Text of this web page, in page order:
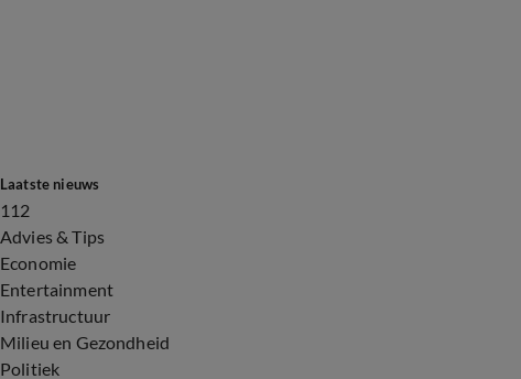
Laatste nieuws
112
Advies & Tips
Economie
Entertainment
Infrastructuur
Milieu en Gezondheid
Politiek